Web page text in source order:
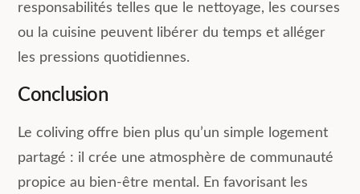
responsabilités telles que le nettoyage, les courses
ou la cuisine peuvent libérer du temps et alléger
les pressions quotidiennes.
Conclusion
Le coliving offre bien plus qu’un simple logement
partagé : il crée une atmosphère de communauté
propice au bien-être mental. En favorisant les